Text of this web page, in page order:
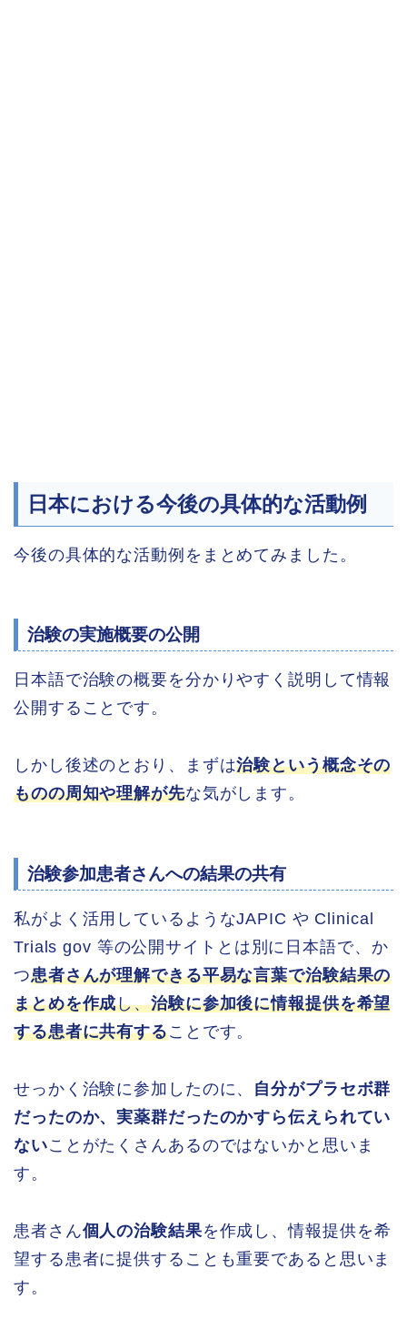
日本における今後の具体的な活動例
今後の具体的な活動例をまとめてみました。
治験の実施概要の公開
日本語で治験の概要を分かりやすく説明して情報
公開することです。
しかし後述のとおり、まずは治験という概念その
ものの周知や理解が先な気がします。
治験参加患者さんへの結果の共有
私がよく活用しているようなJAPIC や Clinical
Trials gov 等の公開サイトとは別に日本語で、か
つ患者さんが理解できる平易な言葉で治験結果の
まとめを作成し、治験に参加後に情報提供を希望
する患者に共有することです。
せっかく治験に参加したのに、 自分がプラセボ群
だったのか、実薬群だったのかすら伝えられてい
ないことがたくさんあるのではないかと思いま
す。
患者さん個人の治験結果を作成し、情報提供を希
望する患者に提供することも重要であると思いま
す。